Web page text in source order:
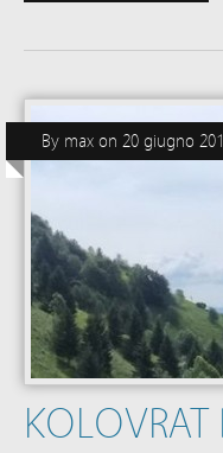
By max on 20 giugno